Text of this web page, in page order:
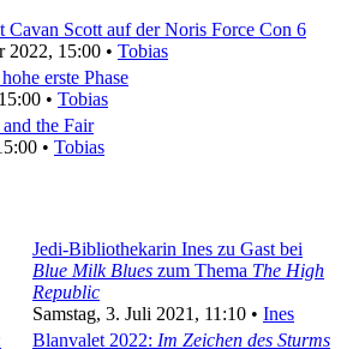
Cavan Scott auf der Noris Force Con 6
2022, 15:00 • Tobias
erste Phase
• Tobias
the Fair
• Tobias
Jedi-Bibliothekarin Ines zu Gast bei
Blue Milk Blues zum Thema The High
Republic
Samstag, 3. Juli 2021, 11:10 • Ines
Blanvalet 2022: Im Zeichen des Sturms